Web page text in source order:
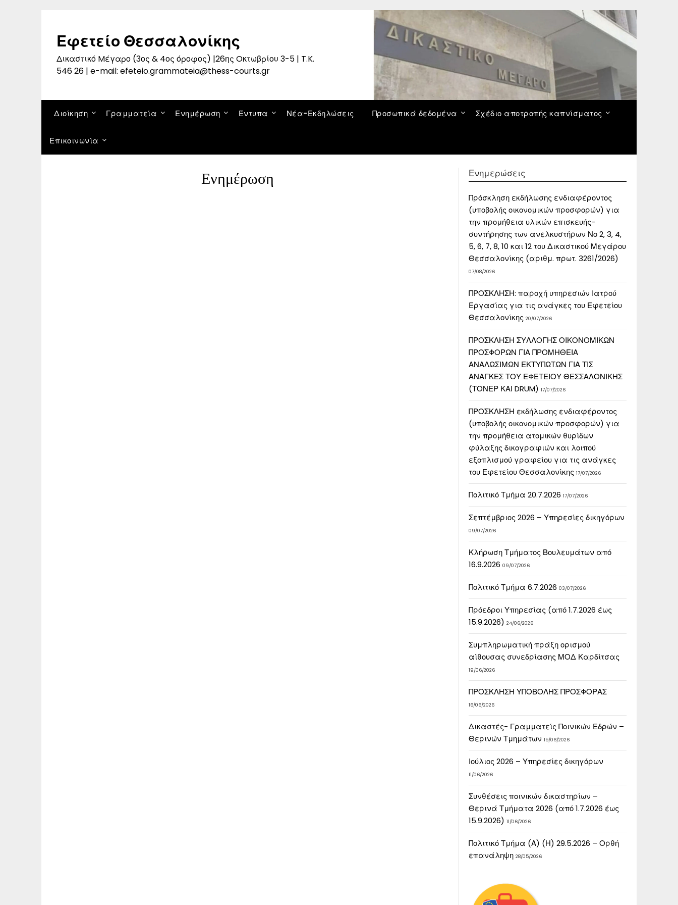
Εφετείο Θεσσαλονίκης
Δικαστικό Mέγαρο (3ος & 4ος όροφος) |26ης Oκτωβρίου 3-5 | T.K.
546 26 | e-mail: efeteio.grammateia@thess-courts.gr
Διοίκηση Γραμματεία Ενημέρωση Έντυπα Νέα-Εκδηλώσεις Προσωπικά δεδομένα Σχέδιο αποτροπής καπνίσματος
Επικοινωνία
Ενημέρωση Ενημερώσεις
Πρόσκληση εκδήλωσης ενδιαφέροντος
(υποβολής οικονομικών προσφορών) για
την προμήθεια υλικών επισκευής-
συντήρησης των ανελκυστήρων Νο 2, 3, 4,
5, 6, 7, 8, 10 και 12 του Δικαστικού Μεγάρου
Θεσσαλονίκης (αριθμ. πρωτ. 3261/2026)
07/08/2026
ΠΡΟΣΚΛΗΣΗ: παροχή υπηρεσιών Ιατρού
Εργασίας για τις ανάγκες του Εφετείου
Θεσσαλονίκης 20/07/2026
ΠΡΟΣΚΛΗΣΗ ΣΥΛΛΟΓΗΣ ΟΙΚΟΝΟΜΙΚΩΝ
ΠΡΟΣΦΟΡΩΝ ΓΙΑ ΠΡΟΜΗΘΕΙΑ
ΑΝΑΛΩΣΙΜΩΝ ΕΚΤΥΠΩΤΩΝ ΓΙΑ ΤΙΣ
ΑΝΑΓΚΕΣ ΤΟΥ ΕΦΕΤΕΙΟΥ ΘΕΣΣΑΛΟΝΙΚΗΣ
(ΤΟΝΕΡ ΚΑΙ DRUM) 17/07/2026
ΠΡΟΣΚΛΗΣΗ εκδήλωσης ενδιαφέροντος
(υποβολής οικονομικών προσφορών) για
την προμήθεια ατομικών θυρίδων
φύλαξης δικογραφιών και λοιπού
εξοπλισμού γραφείου για τις ανάγκες
του Εφετείου Θεσσαλονίκης 17/07/2026
Πολιτικό Τμήμα 20.7.2026 17/07/2026
Σεπτέμβριος 2026 – Υπηρεσίες δικηγόρων
09/07/2026
Κλήρωση Τμήματος Βουλευμάτων από
16.9.2026 09/07/2026
Πολιτικό Τμήμα 6.7.2026 03/07/2026
Πρόεδροι Υπηρεσίας (από 1.7.2026 έως
15.9.2026) 24/06/2026
Συμπληρωματική πράξη ορισμού
αίθουσας συνεδρίασης ΜΟΔ Καρδίτσας
19/06/2026
ΠΡΟΣΚΛΗΣΗ ΥΠΟΒΟΛΗΣ ΠΡΟΣΦΟΡΑΣ
16/06/2026
Δικαστές- Γραμματείς Ποινικών Εδρών –
Θερινών Τμημάτων 15/06/2026
Ιούλιος 2026 – Υπηρεσίες δικηγόρων
11/06/2026
Συνθέσεις ποινικών δικαστηρίων –
Θερινά Τμήματα 2026 (από 1.7.2026 έως
15.9.2026) 11/06/2026
Πολιτικό Τμήμα (Α) (Η) 29.5.2026 – Ορθή
επανάληψη 28/05/2026